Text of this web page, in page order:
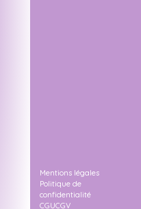
Mentions légales
Politique de
confidentialité
CGUCGV